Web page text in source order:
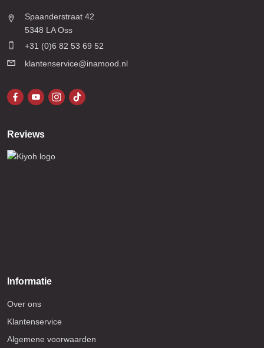
Spaanderstraat 42
5348 LA Oss
+31 (0)6 82 53 69 52
klantenservice@inamood.nl
Reviews
Informatie
Over ons
Klantenservice
Algemene voorwaarden